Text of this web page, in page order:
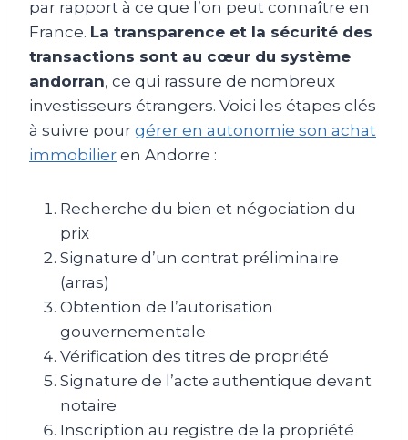
par rapport à ce que l’on peut connaître en
France. La transparence et la sécurité des
transactions sont au cœur du système
andorran, ce qui rassure de nombreux
investisseurs étrangers. Voici les étapes clés
à suivre pour gérer en autonomie son achat
immobilier en Andorre :
Recherche du bien et négociation du
prix
Signature d’un contrat préliminaire
(arras)
Obtention de l’autorisation
gouvernementale
Vérification des titres de propriété
Signature de l’acte authentique devant
notaire
Inscription au registre de la propriété